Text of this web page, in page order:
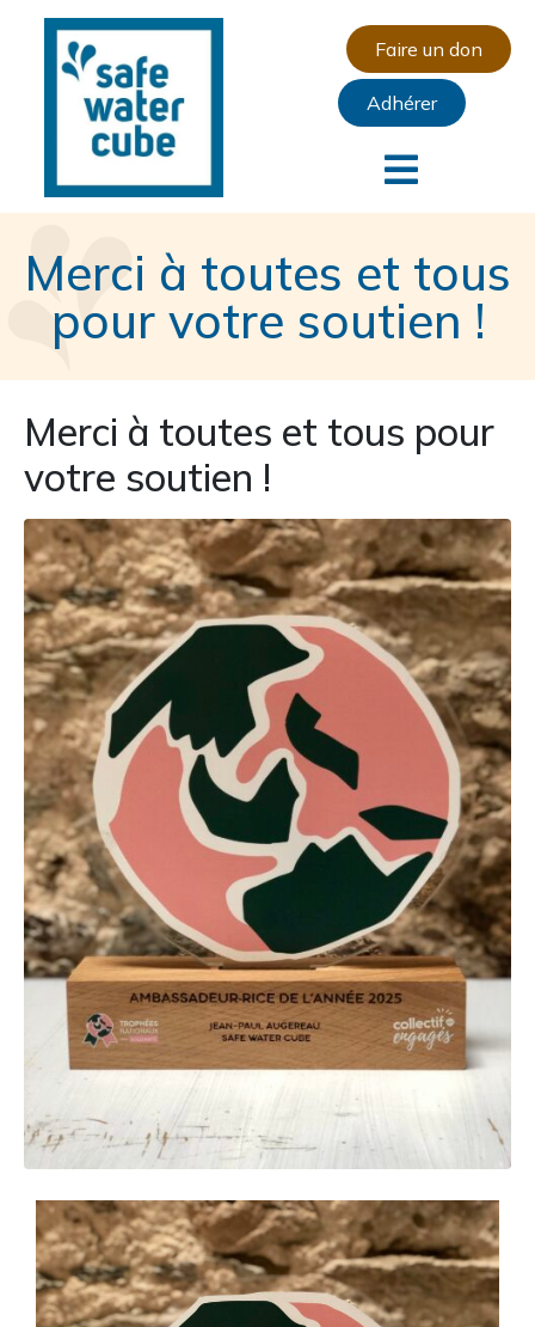
Faire un don
Adhérer
Merci à toutes et tous
pour votre soutien !
Merci à toutes et tous pour
votre soutien !